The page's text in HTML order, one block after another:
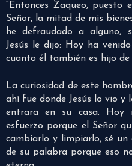
“Entonces Zaqueo, puesto
Señor, la mitad de mis
he defraudado a alguno,
Jesús le dijo: Hoy ha
cuanto él también es hijo de
La curiosidad de este
ahí fue donde Jesús lo vio y
entrara en su casa. Hoy
esfuerzo porque el Señor
cambiarlo y limpiarlo, sé un
de su palabra porque eso